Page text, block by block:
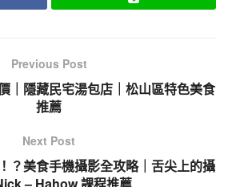
Previous Post
｜隱藏民宅湯包店｜松山區特色美食
推薦
Next Post
？美食手機攝影全攻略｜舌尖上的攝